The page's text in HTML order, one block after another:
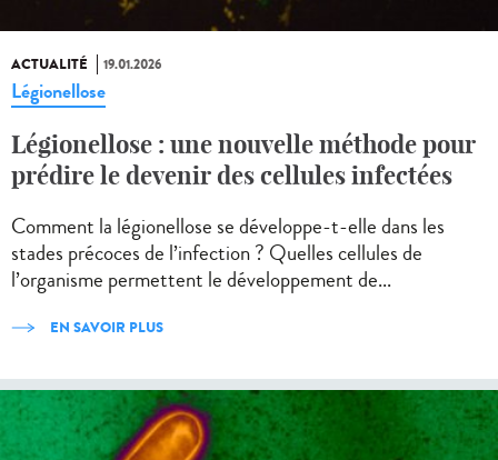
ACTUALITÉ 19.01.2026
Légionellose
Légionellose : une nouvelle méthode pour
prédire le devenir des cellules infectées
Comment la légionellose se développe-t-elle dans les
stades précoces de l’infection ? Quelles cellules de
l’organisme permettent le développement de...
EN SAVOIR PLUS